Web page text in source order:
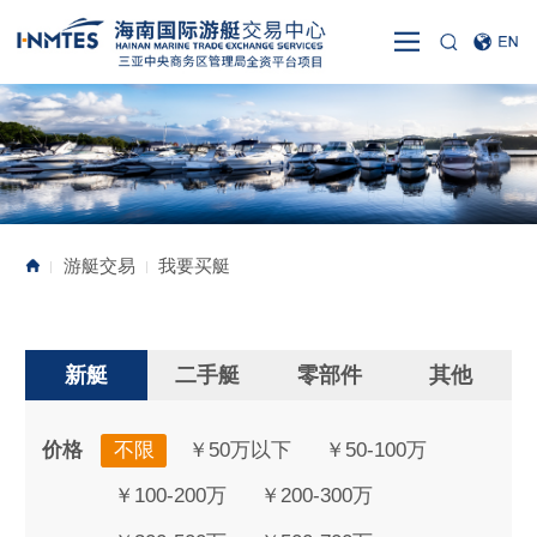
| 游艇交易 | 我要买艇
新艇 二手艇 零部件 其他
价格 不限 ￥50万以下 ￥50-100万
￥100-200万 ￥200-300万